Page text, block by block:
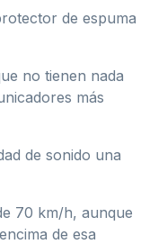
de espuma
no tienen nada
más
de sonido una
70 km/h, aunque
de esa